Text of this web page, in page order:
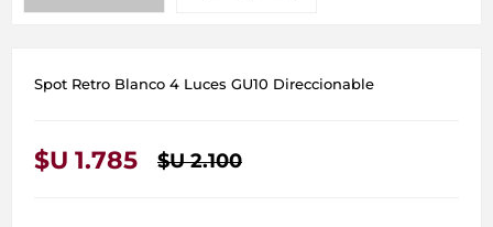
Spot Retro Blanco 4 Luces GU10 Direccionable
$U 1.785 $U 2.100